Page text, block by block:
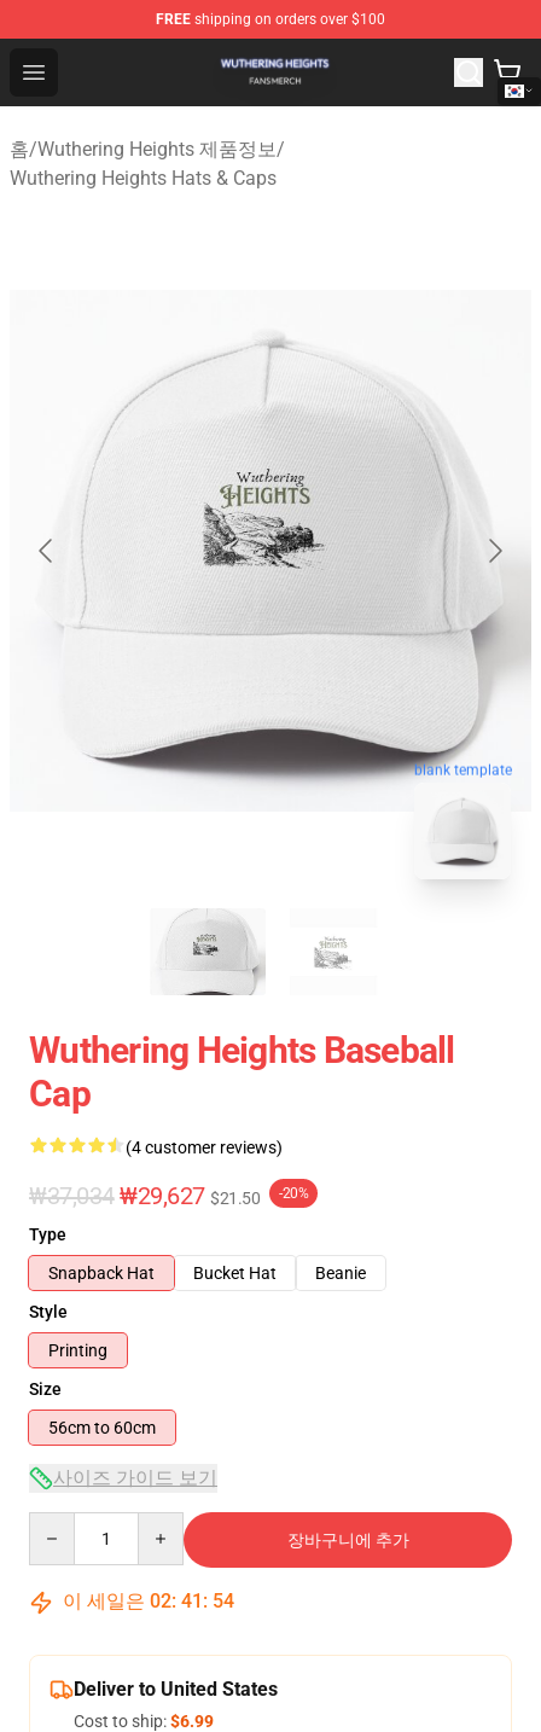
FREE shipping on orders over $100
Open menu
Wuthering Heights Shop - Official Wuthering Heights
홈/Wuthering Heights 제품정보/
Wuthering Heights Hats & Caps
blank template
Wuthering Heights Baseball
Cap
(4 customer reviews)
₩37,034₩29,627 $21.50 -20%
Type
Snapback Hat
Bucket Hat
Beanie
Style
Printing
Size
56cm to 60cm
사이즈 가이드 보기
장바구니에 추가
이 세일은 02: 41 : 53
Deliver to United States
Cost to ship:$6.99